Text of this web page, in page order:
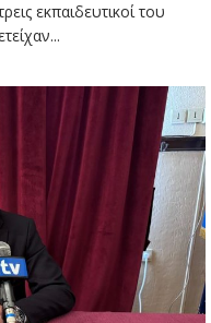
εκπαιδευτικοί του